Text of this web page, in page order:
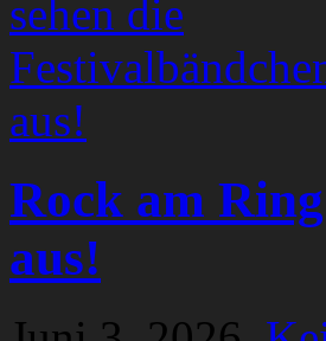
Rock am
aus!